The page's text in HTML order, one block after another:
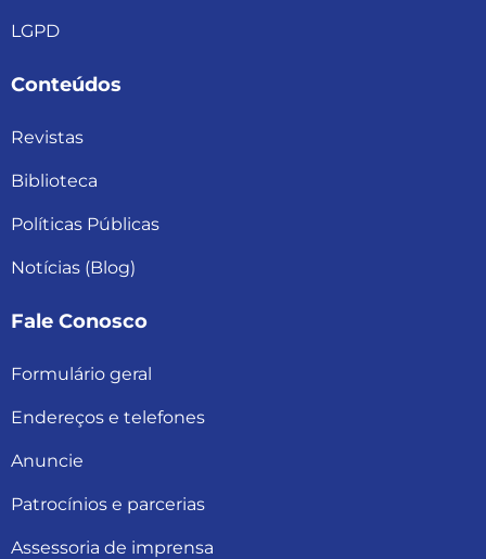
LGPD
Conteúdos
Revistas
Biblioteca
Políticas Públicas
Notícias (Blog)
Fale Conosco
Formulário geral
Endereços e telefones
Anuncie
Patrocínios e parcerias
Assessoria de imprensa